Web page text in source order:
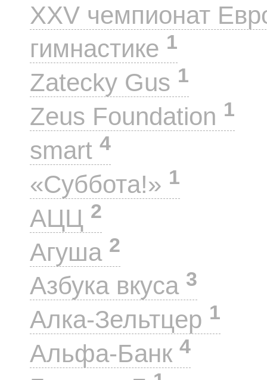
XXV чемпионат
гимнастике 1
Zatecky Gus 1
Zeus Foundation 1
smart 4
«Суббота!» 1
АЦЦ 2
Агуша 2
Азбука вкуса 3
Алка-Зельтцер 1
Альфа-Банк 4